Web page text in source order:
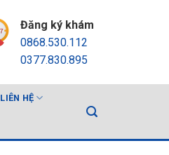
Đăng ký khám
0868.530.112
0377.830.895
LIÊN HỆ